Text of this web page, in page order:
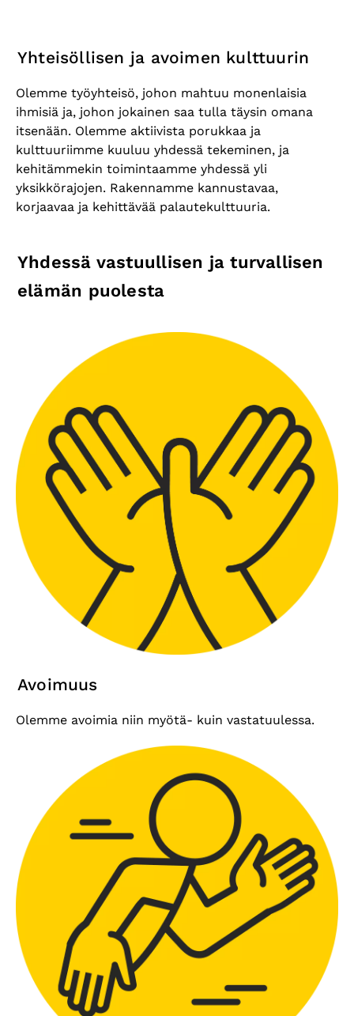
Yhteisöllisen ja avoimen kulttuurin
Olemme työyhteisö, johon mahtuu monenlaisia
ihmisiä ja, johon jokainen saa tulla täysin omana
itsenään. Olemme aktiivista porukkaa ja
kulttuuriimme kuuluu yhdessä tekeminen, ja
kehitämmekin toimintaamme yhdessä yli
yksikkörajojen. Rakennamme kannustavaa,
korjaavaa ja kehittävää palautekulttuuria.
Yhdessä vastuullisen ja turvallisen
elämän puolesta
Avoimuus
Olemme avoimia niin myötä- kuin vastatuulessa.